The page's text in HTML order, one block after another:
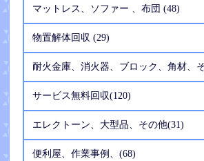
マットレス、ソファー 、布団 (48)
物置解体回収 (29)
耐火金庫、消火器、ブロック、角材、
サービス無料回収(120)
エレクトーン、大型品、その他(31)
便利屋、作業事例、(68)